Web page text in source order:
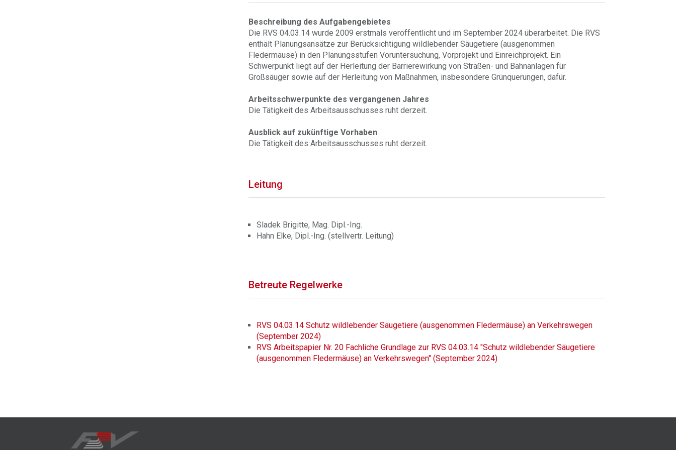
Beschreibung des Aufgabengebietes
Die RVS 04.03.14 wurde 2009 erstmals veröffentlicht und im September 2024 überarbeitet. Die RVS
enthält Planungsansätze zur Berücksichtigung wildlebender Säugetiere (ausgenommen
Fledermäuse) in den Planungsstufen Voruntersuchung, Vorprojekt und Einreichprojekt. Ein
Schwerpunkt liegt auf der Herleitung der Barrierewirkung von Straßen- und Bahnanlagen für
Großsäuger sowie auf der Herleitung von Maßnahmen, insbesondere Grünquerungen, dafür.
Arbeitsschwerpunkte des vergangenen Jahres
Die Tätigkeit des Arbeitsausschusses ruht derzeit.
Ausblick auf zukünftige Vorhaben
Die Tätigkeit des Arbeitsausschusses ruht derzeit.
Leitung
Sladek Brigitte, Mag. Dipl.-Ing.
Hahn Elke, Dipl.-Ing. (stellvertr. Leitung)
Betreute Regelwerke
RVS 04.03.14 Schutz wildlebender Säugetiere (ausgenommen Fledermäuse) an Verkehrswegen
(September 2024)
RVS Arbeitspapier Nr. 20 Fachliche Grundlage zur RVS 04.03.14 "Schutz wildlebender Säugetiere
(ausgenommen Fledermäuse) an Verkehrswegen" (September 2024)